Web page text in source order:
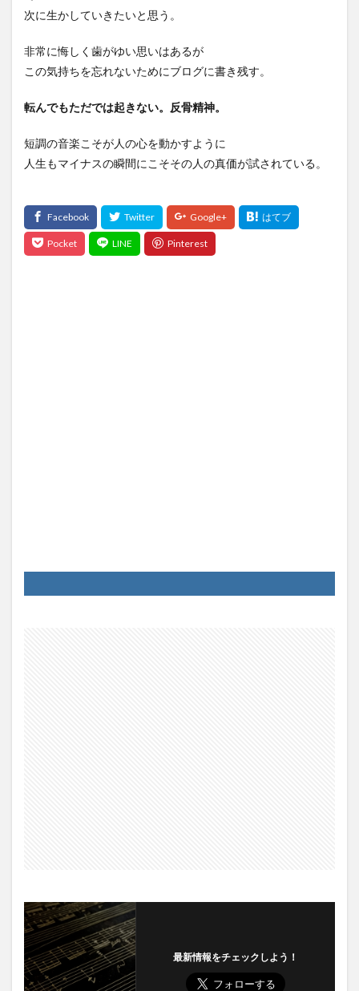
次に生かしていきたいと思う。
非常に悔しく歯がゆい思いはあるが
この気持ちを忘れないためにブログに書き残す。
転んでもただでは起きない。反骨精神。
短調の音楽こそが人の心を動かすように
人生もマイナスの瞬間にこそその人の真価が試されている。
最新情報をチェックしよう！